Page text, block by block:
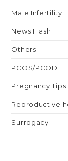
Male Infertility
News Flash
Others
PCOS/PCOD
Pregnancy Tips
Reproductive
Surrogacy